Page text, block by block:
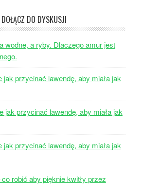
DOŁĄCZ DO DYSKUSJI
wodne, a ryby. Dlaczego amur jest
jak przycinać lawendę, aby miała jak
jak przycinać lawendę, aby miała jak
jak przycinać lawendę, aby miała jak
co robić aby pięknie kwitły przez